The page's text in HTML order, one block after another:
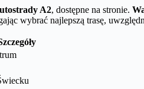
A2, dostępne na stronie.
wybrać najlepszą trasę,